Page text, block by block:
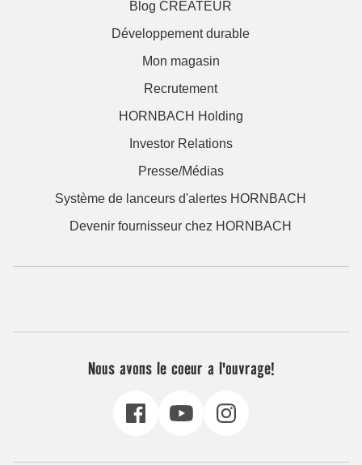
Blog CRÉATEUR
Développement durable
Mon magasin
Recrutement
HORNBACH Holding
Investor Relations
Presse/Médias
Système de lanceurs d'alertes HORNBACH
Devenir fournisseur chez HORNBACH
Nous avons le coeur a l'ouvrage!